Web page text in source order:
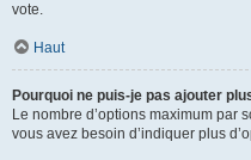
vote.
Haut
Pourquoi ne puis-je pas ajouter
Le nombre d’options maximum par
vous avez besoin d’indiquer plus